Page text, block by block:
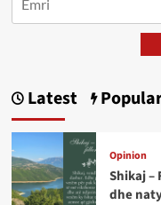
Latest
Opinion
Shikaj
dhe